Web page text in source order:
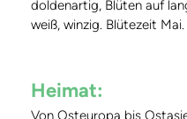
doldenartig, Blüten auf
weiß, winzig. Blütezeit Mai.
Heimat:
Von Osteuropa bis